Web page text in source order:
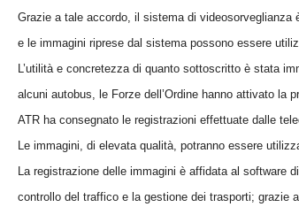
Grazie a tale accordo, il sistema di videosorveglianza
e le immagini riprese dal sistema possono essere
L’utilità e concretezza di quanto sottoscritto è stata
alcuni autobus, le Forze dell’Ordine hanno attivato la
ATR ha consegnato le registrazioni effettuate dalle
Le immagini, di elevata qualità, potranno essere
La registrazione delle immagini è affidata al software
controllo del traffico e la gestione dei trasporti; grazie